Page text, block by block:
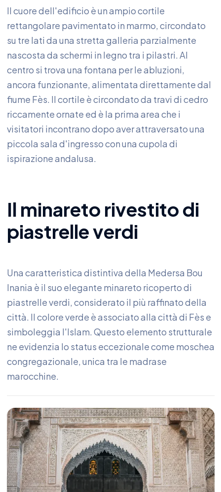
Il cuore dell'edificio è un ampio cortile
rettangolare pavimentato in marmo, circondato
su tre lati da una stretta galleria parzialmente
nascosta da schermi in legno tra i pilastri. Al
centro si trova una fontana per le abluzioni,
ancora funzionante, alimentata direttamente dal
fiume Fès. Il cortile è circondato da travi di cedro
riccamente ornate ed è la prima area che i
visitatori incontrano dopo aver attraversato una
piccola sala d'ingresso con una cupola di
ispirazione andalusa.
Il minareto rivestito di
piastrelle verdi
Una caratteristica distintiva della Medersa Bou
Inania è il suo elegante minareto ricoperto di
piastrelle verdi, considerato il più raffinato della
città. Il colore verde è associato alla città di Fès e
simboleggia l'Islam. Questo elemento strutturale
ne evidenzia lo status eccezionale come moschea
congregazionale, unica tra le madrase
marocchine.